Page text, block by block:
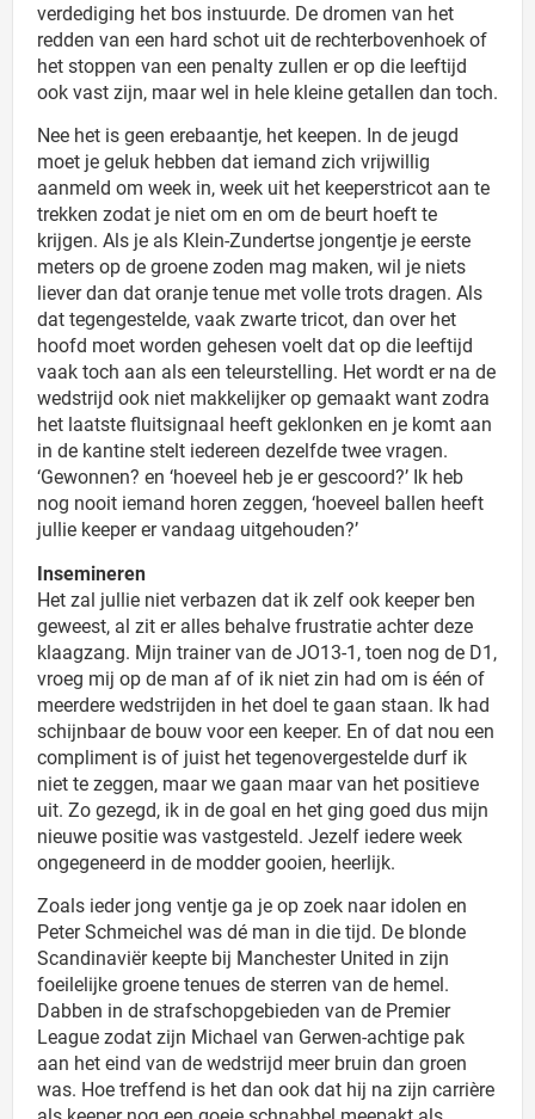
verdediging het bos instuurde. De dromen van het
redden van een hard schot uit de rechterbovenhoek of
het stoppen van een penalty zullen er op die leeftijd
ook vast zijn, maar wel in hele kleine getallen dan toch.
Nee het is geen erebaantje, het keepen. In de jeugd
moet je geluk hebben dat iemand zich vrijwillig
aanmeld om week in, week uit het keeperstricot aan te
trekken zodat je niet om en om de beurt hoeft te
krijgen. Als je als Klein-Zundertse jongentje je eerste
meters op de groene zoden mag maken, wil je niets
liever dan dat oranje tenue met volle trots dragen. Als
dat tegengestelde, vaak zwarte tricot, dan over het
hoofd moet worden gehesen voelt dat op die leeftijd
vaak toch aan als een teleurstelling. Het wordt er na de
wedstrijd ook niet makkelijker op gemaakt want zodra
het laatste fluitsignaal heeft geklonken en je komt aan
in de kantine stelt iedereen dezelfde twee vragen.
‘Gewonnen? en ‘hoeveel heb je er gescoord?’ Ik heb
nog nooit iemand horen zeggen, ‘hoeveel ballen heeft
jullie keeper er vandaag uitgehouden?’
Insemineren
Het zal jullie niet verbazen dat ik zelf ook keeper ben
geweest, al zit er alles behalve frustratie achter deze
klaagzang. Mijn trainer van de JO13-1, toen nog de D1,
vroeg mij op de man af of ik niet zin had om is één of
meerdere wedstrijden in het doel te gaan staan. Ik had
schijnbaar de bouw voor een keeper. En of dat nou een
compliment is of juist het tegenovergestelde durf ik
niet te zeggen, maar we gaan maar van het positieve
uit. Zo gezegd, ik in de goal en het ging goed dus mijn
nieuwe positie was vastgesteld. Jezelf iedere week
ongegeneerd in de modder gooien, heerlijk.
Zoals ieder jong ventje ga je op zoek naar idolen en
Peter Schmeichel was dé man in die tijd. De blonde
Scandinaviër keepte bij Manchester United in zijn
foeilelijke groene tenues de sterren van de hemel.
Dabben in de strafschopgebieden van de Premier
League zodat zijn Michael van Gerwen-achtige pak
aan het eind van de wedstrijd meer bruin dan groen
was. Hoe treffend is het dan ook dat hij na zijn carrière